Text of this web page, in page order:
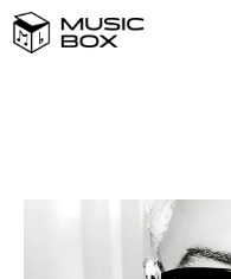
DOMAĆA